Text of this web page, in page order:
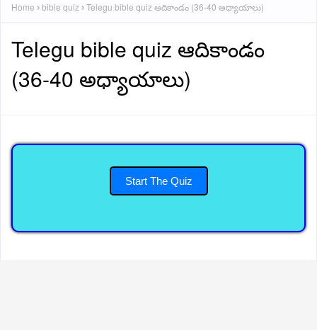
Home bible quiz Telegu bible quiz ఆదికాండం (36-40 అధ్యాయాలు)
Telegu bible quiz ఆదికాండం
(36-40 అధ్యాయాలు)
Start The Quiz